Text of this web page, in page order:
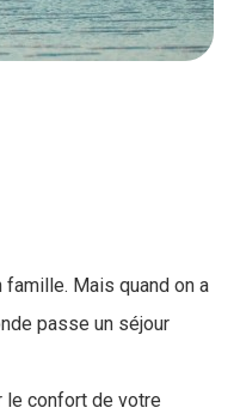
Mais quand on a
passe un séjour
le confort de votre